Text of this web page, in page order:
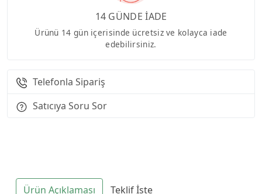
14 GÜNDE İADE
Ürünü 14 gün içerisinde ücretsiz ve kolayca iade
edebilirsiniz.
Telefonla Sipariş
Satıcıya Soru Sor
Ürün Açıklaması Teklif İste